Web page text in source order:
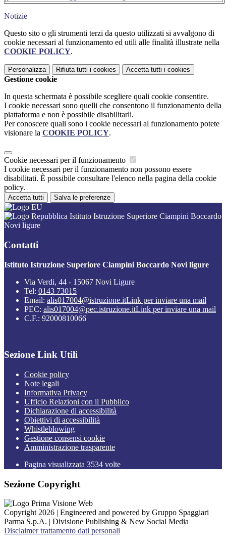
Notizie
Questo sito o gli strumenti terzi da questo utilizzati si avvalgono di
cookie necessari al funzionamento ed utili alle finalità illustrate nella
COOKIE POLICY.
Personalizza Rifiuta tutti i cookies Accetta tutti i cookies
Gestione cookie
In questa schermata è possibile scegliere quali cookie consentire.
I cookie necessari sono quelli che consentono il funzionamento della
piattaforma e non è possibile disabilitarli.
Per conoscere quali sono i cookie necessari al funzionamento potete
visionare la COOKIE POLICY.
Cookie necessari per il funzionamento
I cookie necessari per il funzionamento non possono essere
disabilitati. È possibile consultare l'elenco nella pagina della cookie
policy.
Accetta tutti Salva le preferenze
Istituto Istruzione Superiore Ciampini Boccardo
Novi ligure
Contatti
Istituto Istruzione Superiore Ciampini Boccardo Novi ligure
Via Verdi, 44 - 15067 Novi Ligure
Tel: 0143 73015
Email: alis017004@istruzione.itLink per inviare una mail
PEC: alis017004@pec.istruzione.itLink per inviare una mail
C.F.: 92000810066
Sezione Link Utili
Cookie policy
Note legali
Informativa Privacy
Ufficio Relazioni con il Pubblico
Dichiarazione di accessibilità
Obiettivi di accessibilità
Whistleblowing
Gestione consensi cookie
Amministrazione trasparente
Pagina visualizzata 3534 volte
Sezione Copyright
Copyright 2026 | Engineered and powered by Gruppo Spaggiari
Parma S.p.A. | Divisione Publishing & New Social Media
Disclaimer trattamento dati personali